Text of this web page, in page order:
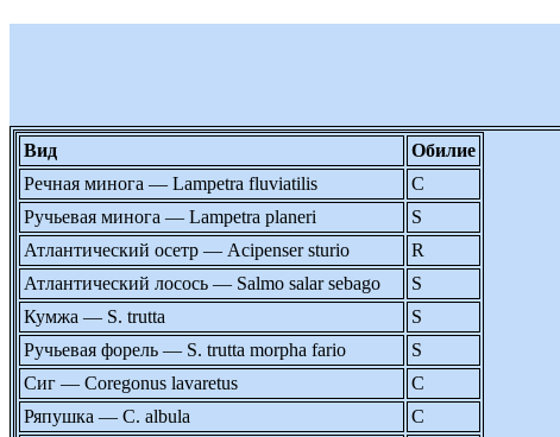
Вид
Обилие
Речная минога — Lampetra fluviatilis
C
Ручьевая минога — Lampetra planeri
S
Атлантический осетр — Acipenser sturio
R
Атлантический лосось — Salmo salar sebago
S
Кумжа — S. trutta
S
Ручьевая форель — S. trutta morpha fario
S
Сиг — Coregonus lavaretus
C
Ряпушка — C. albula
C